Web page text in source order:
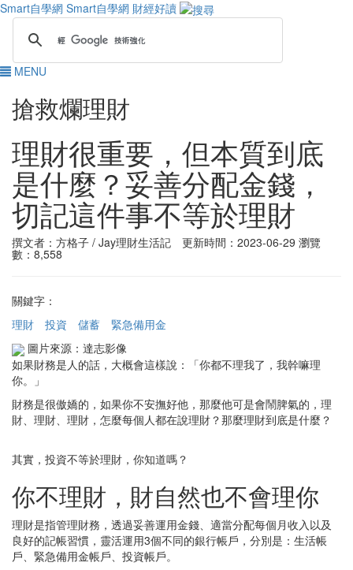
Smart自學網 Smart自學網 財經好讀
MENU
搶救爛理財
理財很重要，但本質到底
是什麼？妥善分配金錢，
切記這件事不等於理財
撰文者：方格子 / Jay理財生活記 更新時間：2023-06-29 瀏覽
數：8,558
關鍵字：
理財
投資 儲蓄
緊急備用金
圖片來源：達志影像
如果財務是人的話，大概會這樣說：「你都不理我了，我幹嘛理
你。」
財務是很傲嬌的，如果你不安撫好他，那麼他可是會鬧脾氣的，理
財、理財、理財，怎麼每個人都在說理財？那麼理財到底是什麼？
其實，投資不等於理財，你知道嗎？
你不理財，財自然也不會理你
理財是指管理財務，透過妥善運用金錢、適當分配每個月收入以及
良好的記帳習慣，靈活運用3個不同的銀行帳戶，分別是：生活帳
戶、緊急備用金帳戶、投資帳戶。